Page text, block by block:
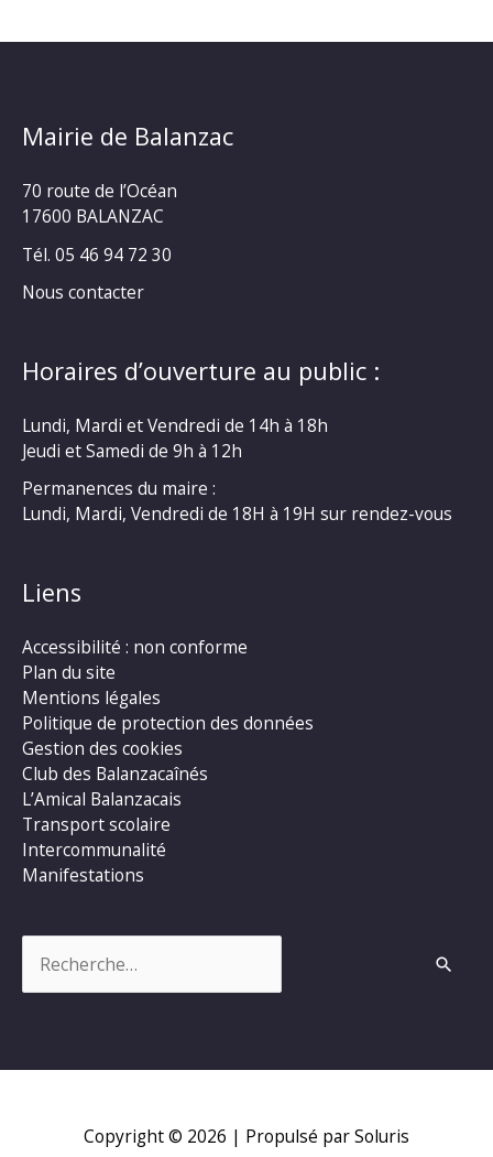
Mairie de Balanzac
70 route de l’Océan
17600 BALANZAC
Tél. 05 46 94 72 30
Nous contacter
Horaires d’ouverture au public :
Lundi, Mardi et Vendredi de 14h à 18h
Jeudi et Samedi de 9h à 12h
Permanences du maire :
Lundi, Mardi, Vendredi de 18H à 19H sur rendez-vous
Liens
Accessibilité : non conforme
Plan du site
Mentions légales
Politique de protection des données
Gestion des cookies
Club des Balanzacaînés
L’Amical Balanzacais
Transport scolaire
Intercommunalité
Manifestations
Copyright © 2026 | Propulsé par Soluris